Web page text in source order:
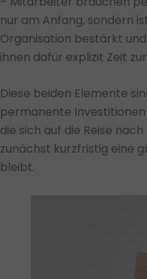
nur am Anfang, sondern
Organisation bestärkt
ihnen dafür explizit Zeit
Diese beiden Elemente
permanente Investitionen
die sich auf die Reise
zunächst kurzfristig eine
bleibt.